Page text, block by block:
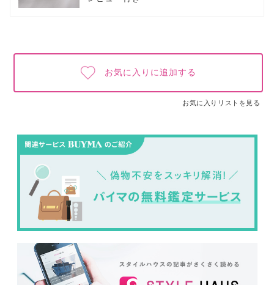
お気に入りに追加する
お気に入りリストを見る